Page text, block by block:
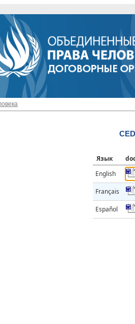
Язык
English
Français
Español